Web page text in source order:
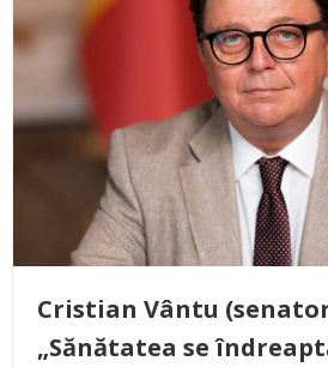
Cristian Vântu (senator
„Sănătatea se